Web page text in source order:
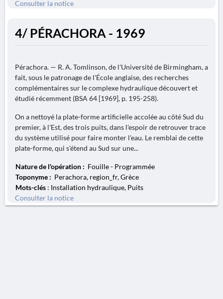
Consulter la notice
4/ PÉRACHORA - 1969
Pérachora. — R. A. Tomlinson, de l'Université de Birmingham, a
fait, sous le patronage de l'École anglaise, des recherches
complémentaires sur le complexe hydraulique découvert et
étudié récemment (BSA 64 [1969], p. 195-258).
On a nettoyé la plate-forme artificielle accolée au côté Sud du
premier, à l'Est, des trois puits, dans l'espoir de retrouver trace
du système utilisé pour faire monter l'eau. Le remblai de cette
plate-forme, qui s'étend au Sud sur une...
Nature de l'opération : Fouille - Programmée
Toponyme : Perachora, region_fr, Grèce
Mots-clés : Installation hydraulique, Puits
Consulter la notice